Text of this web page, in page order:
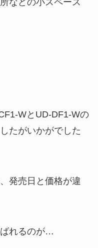
などの小スペース
WとUD-DF1-Wの
たがいかがでした
発売日と価格が違
れるのが…